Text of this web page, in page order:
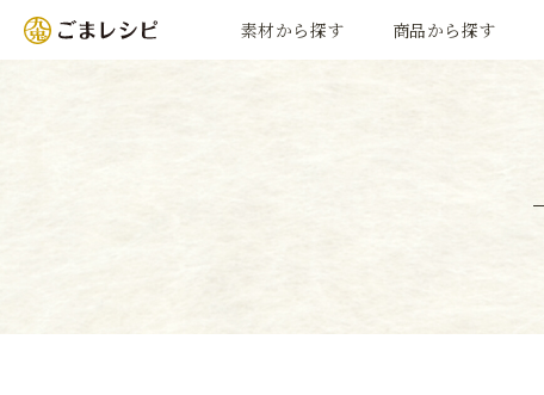
素材から探す 商品から探す